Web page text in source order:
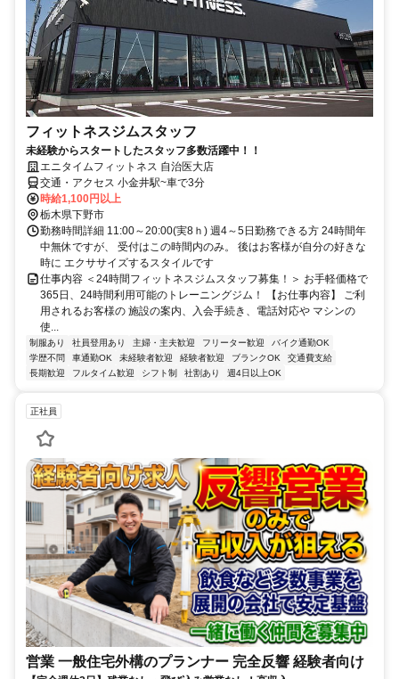
フィットネスジムスタッフ
未経験からスタートしたスタッフ多数活躍中！！
エニタイムフィットネス 自治医大店
交通・アクセス 小金井駅~車で3分
時給1,100円以上
栃木県下野市
勤務時間詳細 11:00～20:00(実8ｈ) 週4～5日勤務できる方 24時間年
中無休ですが、 受付はこの時間内のみ。 後はお客様が自分の好きな
時に エクササイズするスタイルです
仕事内容 ＜24時間フィットネスジムスタッフ募集！＞ お手軽価格で
365日、24時間利用可能のトレーニングジム！ 【お仕事内容】 ご利
用されるお客様の 施設の案内、入会手続き、電話対応や マシンの
使...
制服あり 社員登用あり 主婦・主夫歓迎 フリーター歓迎
バイク通勤OK
学歴不問
車通勤OK 未経験者歓迎 経験者歓迎 ブランクOK
交通費支給
長期歓迎
フルタイム歓迎 シフト制 社割あり 週4日以上OK
正社員
営業 一般住宅外構のプランナー 完全反響 経験者向け